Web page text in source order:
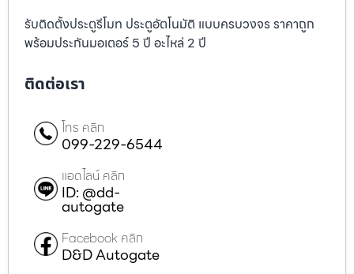
รับติดตั้งประตูรีโมท ประตูอัตโนมัติ แบบครบวงจร ราคาถูก
พร้อมประกันมอเตอร์ 5 ปี อะไหล่ 2 ปี
ติดต่อเรา
โทร คลิก
099-229-6544
แอดไลน์ คลิก
ID: @dd-
autogate
Facebook คลิก
D&D Autogate